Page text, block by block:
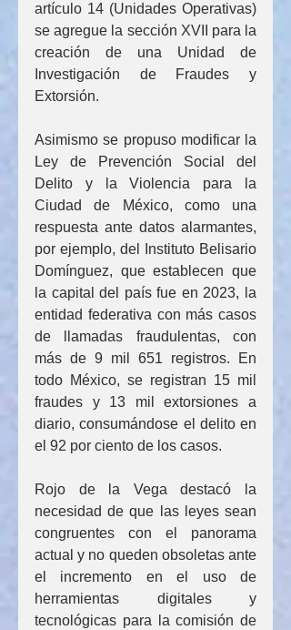
artículo 14 (Unidades Operativas)
se agregue la sección XVII para la
creación de una Unidad de
Investigación de Fraudes y
Extorsión.
Asimismo se propuso modificar la
Ley de Prevención Social del
Delito y la Violencia para la
Ciudad de México, como una
respuesta ante datos alarmantes,
por ejemplo, del Instituto Belisario
Domínguez, que establecen que
la capital del país fue en 2023, la
entidad federativa con más casos
de llamadas fraudulentas, con
más de 9 mil 651 registros. En
todo México, se registran 15 mil
fraudes y 13 mil extorsiones a
diario, consumándose el delito en
el 92 por ciento de los casos.
Rojo de la Vega destacó la
necesidad de que las leyes sean
congruentes con el panorama
actual y no queden obsoletas ante
el incremento en el uso de
herramientas digitales y
tecnológicas para la comisión de